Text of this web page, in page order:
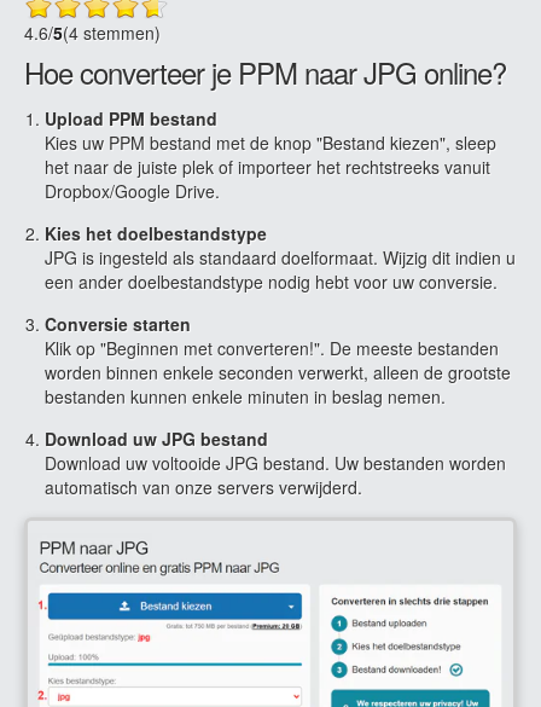
4.6/5(4 stemmen)
Hoe converteer je PPM naar JPG online?
Upload PPM bestand
Kies uw PPM bestand met de knop "Bestand kiezen", sleep
het naar de juiste plek of importeer het rechtstreeks vanuit
Dropbox/Google Drive.
Kies het doelbestandstype
JPG is ingesteld als standaard doelformaat. Wijzig dit indien u
een ander doelbestandstype nodig hebt voor uw conversie.
Conversie starten
Klik op "Beginnen met converteren!". De meeste bestanden
worden binnen enkele seconden verwerkt, alleen de grootste
bestanden kunnen enkele minuten in beslag nemen.
Download uw JPG bestand
Download uw voltooide JPG bestand. Uw bestanden worden
automatisch van onze servers verwijderd.